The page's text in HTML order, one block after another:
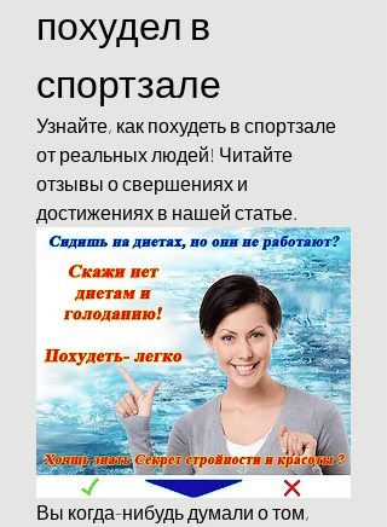
похудел в
спортзале
Узнайте, как похудеть в спортзале
от реальных людей! Читайте
отзывы о свершениях и
достижениях в нашей статье.
Вы когда-нибудь думали о том,